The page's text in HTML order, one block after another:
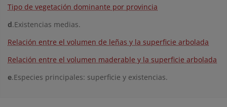
Tipo de vegetación dominante por provincia
d.Existencias medias.
Relación entre el volumen de leñas y la superficie arbolada
Relación entre el volumen maderable y la superficie arbolada
e.Especies principales: superficie y existencias.